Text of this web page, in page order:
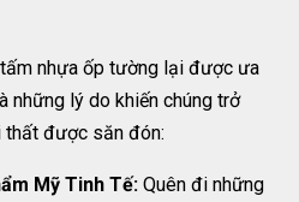
nhựa ốp tường lại được ưa
những lý do khiến chúng trở
thất được săn đón:
Mỹ Tinh Tế: Quên đi những